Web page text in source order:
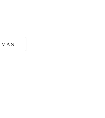
MÁS